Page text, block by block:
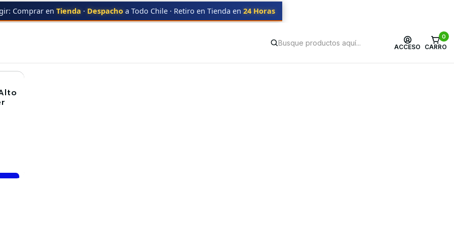
ACCESO
0
CARRO
Comprar en Tienda · Despacho a Todo Chile · Retiro en Tienda en 24 Horas
SCX-5737
SCX-5737